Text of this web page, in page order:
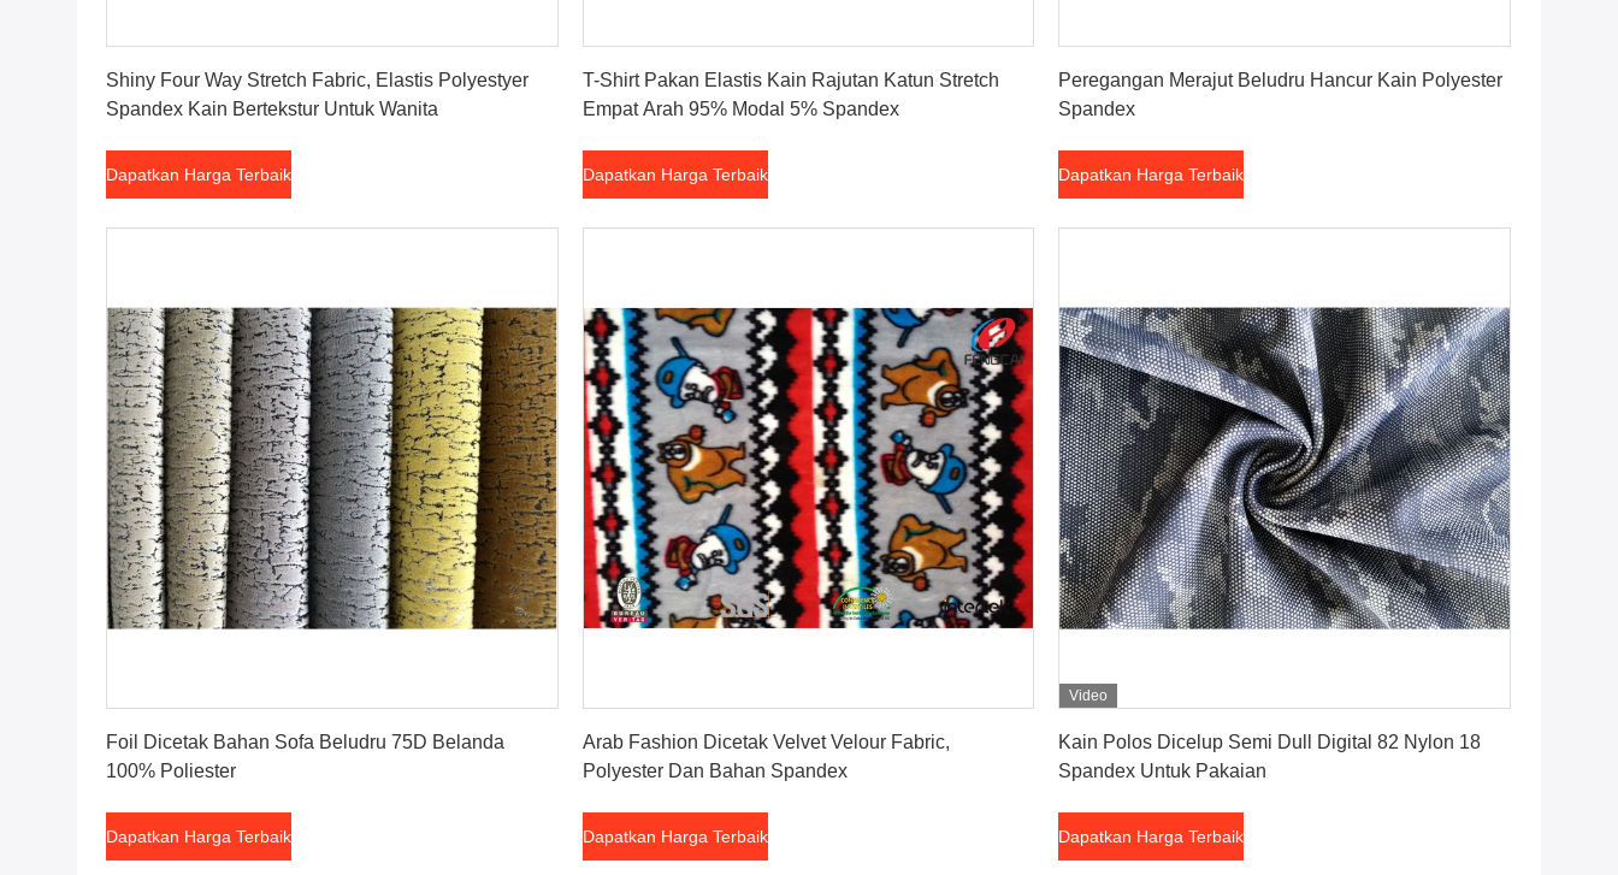
Shiny Four Way Stretch Fabric, Elastis Polyestyer
Spandex Kain Bertekstur Untuk Wanita
Dapatkan Harga Terbaik
T-Shirt Pakan Elastis Kain Rajutan Katun Stretch
Empat Arah 95% Modal 5% Spandex
Dapatkan Harga Terbaik
Peregangan Merajut Beludru Hancur Kain Polyester
Spandex
Dapatkan Harga Terbaik
Foil Dicetak Bahan Sofa Beludru 75D Belanda
100% Poliester
Dapatkan Harga Terbaik
Arab Fashion Dicetak Velvet Velour Fabric,
Polyester Dan Bahan Spandex
Dapatkan Harga Terbaik
Video
Kain Polos Dicelup Semi Dull Digital 82 Nylon 18
Spandex Untuk Pakaian
Dapatkan Harga Terbaik